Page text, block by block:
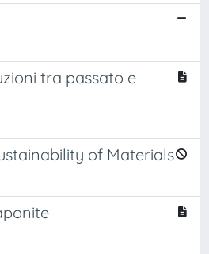
tra passato e
of Materials